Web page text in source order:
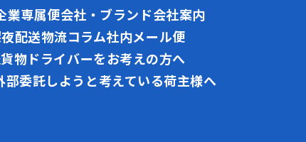
業専属便会社・ブランド会社案内
配送物流コラム社内メール便
物ドライバーをお考えの方へ
部委託しようと考えている荷主様へ